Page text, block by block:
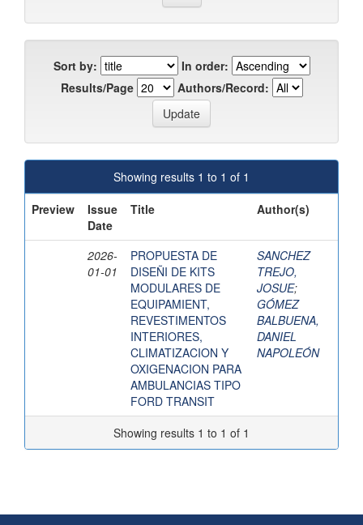
Sort by:
In order:
Results/Page
Authors/Record:
Showing results 1 to 1 of 1
Preview
Issue
Date
Title Author(s)
2026-
01-01
PROPUESTA DE
DISEÑI DE KITS
MODULARES DE
EQUIPAMIENT,
REVESTIMENTOS
INTERIORES,
CLIMATIZACION Y
OXIGENACION PARA
AMBULANCIAS TIPO
FORD TRANSIT
SANCHEZ
TREJO,
JOSUE;
GÓMEZ
BALBUENA,
DANIEL
NAPOLEÓN
Showing results 1 to 1 of 1